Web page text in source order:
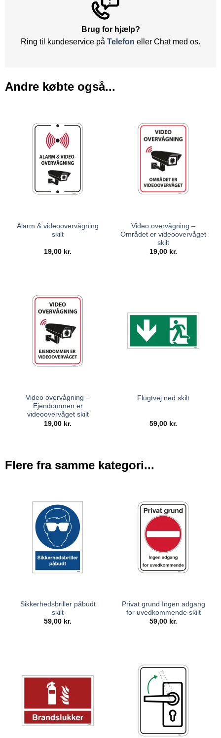
Brug for hjælp?
Ring til kundeservice på Telefon eller Chat med os.
Andre købte også...
Alarm & videoovervågning
skilt
19,00 kr.
Video overvågning –
Området er videoovervåget
skilt
19,00 kr.
Video overvågning –
Ejendommen er
videoovervåget skilt
19,00 kr.
Flugtvej ned skilt
59,00 kr.
Flere fra samme kategori...
Sikkerhedsbriller påbudt
skilt
59,00 kr.
Privat grund Ingen adgang
for uvedkommende skilt
59,00 kr.